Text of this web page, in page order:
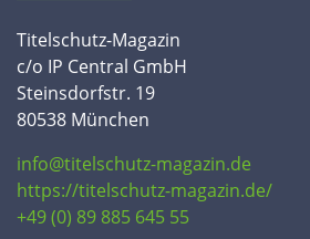
Titelschutz-Magazin
c/o IP Central GmbH
Steinsdorfstr. 19
80538 München
info@titelschutz-magazin.de
https://titelschutz-magazin.de/
+49 (0) 89 885 645 55